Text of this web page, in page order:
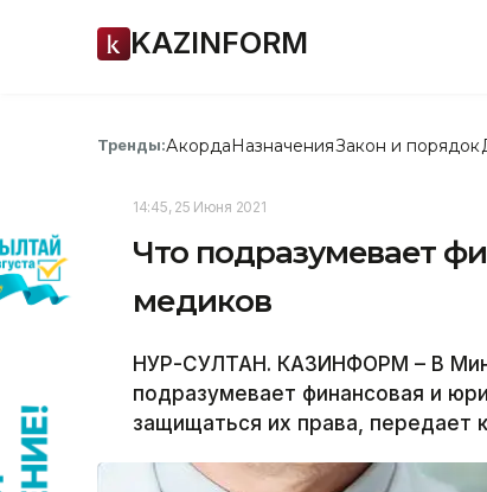
KAZINFORM
Тренды:АкордаНазначенияЗакон и порядок
14:45, 25 Июня 2021
Что подразумевает
медиков
НУР-СУЛТАН. КАЗИНФОРМ – В
подразумевает финансовая и
защищаться их права, передает